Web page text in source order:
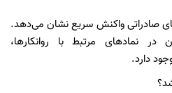
صادراتی واکنش سریع نشان می‌دهد.
در نمادهای مرتبط با روانکارها،
دارد.